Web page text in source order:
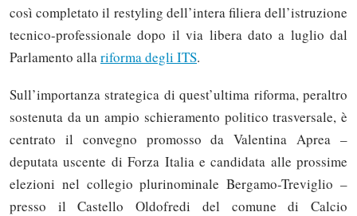
così completato il restyling dell’intera filiera dell’istruzione
tecnico-professionale dopo il via libera dato a luglio dal
Parlamento alla riforma degli ITS.
Sull’importanza strategica di quest’ultima riforma, peraltro
sostenuta da un ampio schieramento politico trasversale, è
centrato il convegno promosso da Valentina Aprea –
deputata uscente di Forza Italia e candidata alle prossime
elezioni nel collegio plurinominale Bergamo-Treviglio –
presso il Castello Oldofredi del comune di Calcio